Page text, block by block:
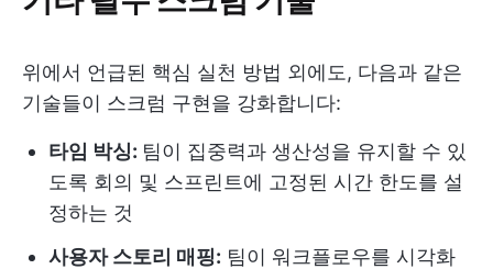
위에서 언급된 핵심 실천 방법 외에도, 다음과 같은
기술들이 스크럼 구현을 강화합니다:
타임 박싱: 팀이 집중력과 생산성을 유지할 수 있
도록 회의 및 스프린트에 고정된 시간 한도를 설
정하는 것
사용자 스토리 매핑: 팀이 워크플로우를 시각화